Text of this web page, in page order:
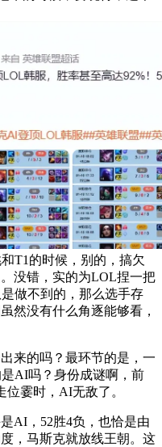
T1的时候，别的，搞欠
没错，实的为LOL捏一把
做不到的，那么选手存
然没有什么角逐能够看，
的吗？最环节的是，一
AI吗？身份成谜啊，前
霎时，AI无敌了。
，52胜4负，也恰是由
，马斯克就放线王朝。这